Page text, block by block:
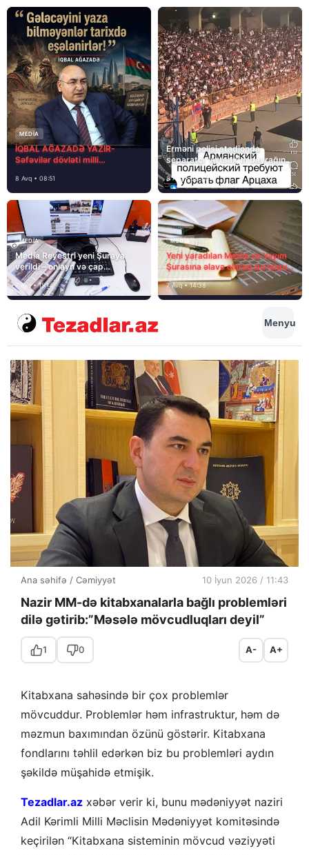
MEDİA
İQBAL AĞAZADƏ YAZIR-
Səfəvilər dövləti milli
8 Avq • 08:51
Erməni polisi stadionda
separatçı “Artsax”ın bayrağını
müsadirə etdi və…
8 Avq • 08:39
MEDİA
Media Reyestri yeni Şuraya
verildi – onlayn və çap
mediasını nə gözləyir?
7 Avq • 15:14
MEDİA
Yeni yaradılan Media və Yayım
Şurasına əlavə olaraq bu hüquq
və vəzifələr də verilib
7 Avq • 14:38
Menyu
Ana səhifə / Cəmiyyət 10 İyun 2026 / 11:43
Nazir MM-də kitabxanalarla bağlı problemləri
dilə gətirib:”Məsələ mövcudluqları deyil”
1 0 A- A+
Kitabxana sahəsində bir çox problemlər
mövcuddur. Problemlər həm infrastruktur, həm də
məzmun baxımından özünü göstərir. Kitabxana
fondlarını təhlil edərkən biz bu problemləri aydın
şəkildə müşahidə etmişik.
Tezadlar.az xəbər verir ki, bunu mədəniyyət naziri
Adil Kərimli Milli Məclisin Mədəniyyət komitəsində
keçirilən “Kitabxana sisteminin mövcud vəziyyəti